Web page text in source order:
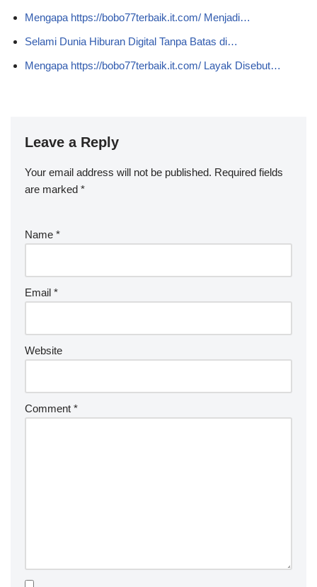
Mengapa https://bobo77terbaik.it.com/ Menjadi…
Selami Dunia Hiburan Digital Tanpa Batas di…
Mengapa https://bobo77terbaik.it.com/ Layak Disebut…
Leave a Reply
Your email address will not be published. Required fields
are marked *
Name *
Email *
Website
Comment *